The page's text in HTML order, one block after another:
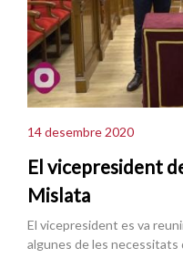
14 desembre 2020
El vicepresident
Mislata
El vicepresident es va
algunes de les necessitats